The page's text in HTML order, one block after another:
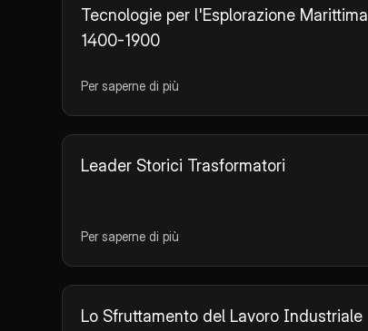
Tecnologie per l'Esplorazione Marittima
1400-1900
Per saperne di più
Leader Storici Trasformatori
Per saperne di più
Lo Sfruttamento del Lavoro Industriale